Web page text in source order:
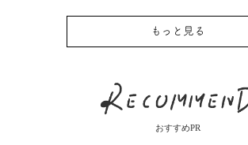
もっと見る
おすすめPR